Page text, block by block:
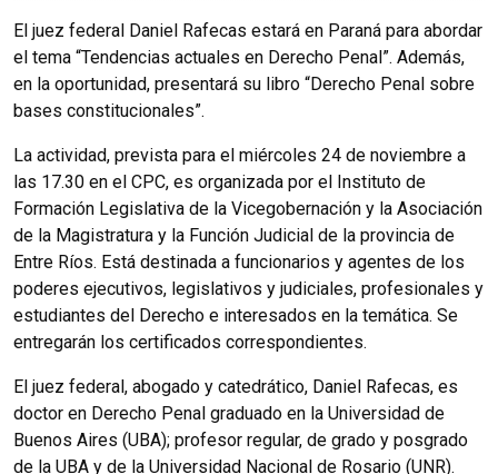
El juez federal Daniel Rafecas estará en Paraná para abordar
el tema “Tendencias actuales en Derecho Penal”. Además,
en la oportunidad, presentará su libro “Derecho Penal sobre
bases constitucionales”.
La actividad, prevista para el miércoles 24 de noviembre a
las 17.30 en el CPC, es organizada por el Instituto de
Formación Legislativa de la Vicegobernación y la Asociación
de la Magistratura y la Función Judicial de la provincia de
Entre Ríos. Está destinada a funcionarios y agentes de los
poderes ejecutivos, legislativos y judiciales, profesionales y
estudiantes del Derecho e interesados ​​en la temática. Se
entregarán los certificados correspondientes.
El juez federal, abogado y catedrático, Daniel Rafecas, es
doctor en Derecho Penal graduado en la Universidad de
Buenos Aires (UBA); profesor regular, de grado y posgrado
de la UBA y de la Universidad Nacional de Rosario (UNR).